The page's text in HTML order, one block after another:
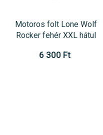
Motoros folt Lone Wolf
Rocker fehér XXL hátul
6 300 Ft